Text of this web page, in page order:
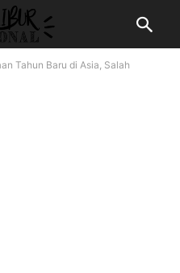
Tahun Baru di Asia, Salah